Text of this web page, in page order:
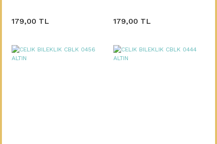
179,00 TL 179,00 TL